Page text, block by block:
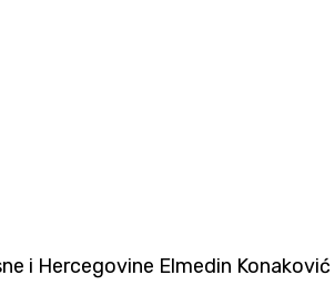
i Hercegovine Elmedin Konaković